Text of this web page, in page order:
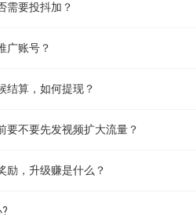
需要投抖加？
广账号？
结算，如何提现？
要不要先发视频扩大流量？
励，升级赚是什么？